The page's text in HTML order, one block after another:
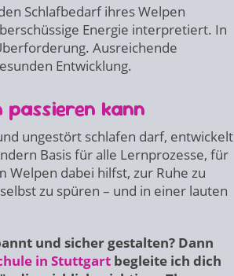
Schlafbedarf ihres Welpen
Energie interpretiert. In
Ausreichende
Entwicklung.
passieren kann
ungestört schlafen darf, entwickelt
Basis für alle Lernprozesse, für
dabei hilfst, zur Ruhe zu
zu spüren – und in einer lauten
und sicher gestalten? Dann
in Stuttgart begleite ich dich